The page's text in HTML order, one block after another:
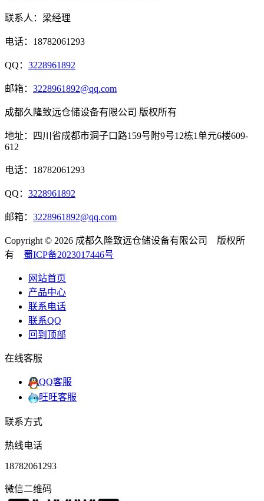
联系人：梁经理
电话：18782061293
QQ： 3228961892
邮箱： 3228961892@qq.com
成都久隆致远仓储设备有限公司 版权所有
地址：四川省成都市洞子口路159号附9号12栋1单元6楼609-
612
电话：18782061293
QQ： 3228961892
邮箱： 3228961892@qq.com
Copyright © 2026 成都久隆致远仓储设备有限公司 版权所
有 蜀ICP备2023017446号
网站首页
产品中心
联系电话
联系QQ
回到顶部
在线客服
QQ客服
旺旺客服
联系方式
热线电话
18782061293
微信二维码